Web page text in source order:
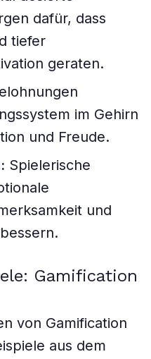
dafür, dass
tiefer
geraten.
im Gehirn
und Freude.
Spielerische
und
Gamification
von Gamification
aus dem